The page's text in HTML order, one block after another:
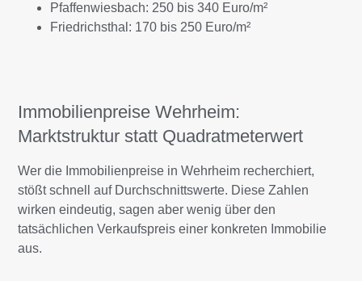
Pfaffenwiesbach: 250 bis 340 Euro/m²
Friedrichsthal: 170 bis 250 Euro/m²
Immobilienpreise Wehrheim:
Marktstruktur statt Quadratmeterwert
Wer die Immobilienpreise in Wehrheim recherchiert,
stößt schnell auf Durchschnittswerte. Diese Zahlen
wirken eindeutig, sagen aber wenig über den
tatsächlichen Verkaufspreis einer konkreten Immobilie
aus.